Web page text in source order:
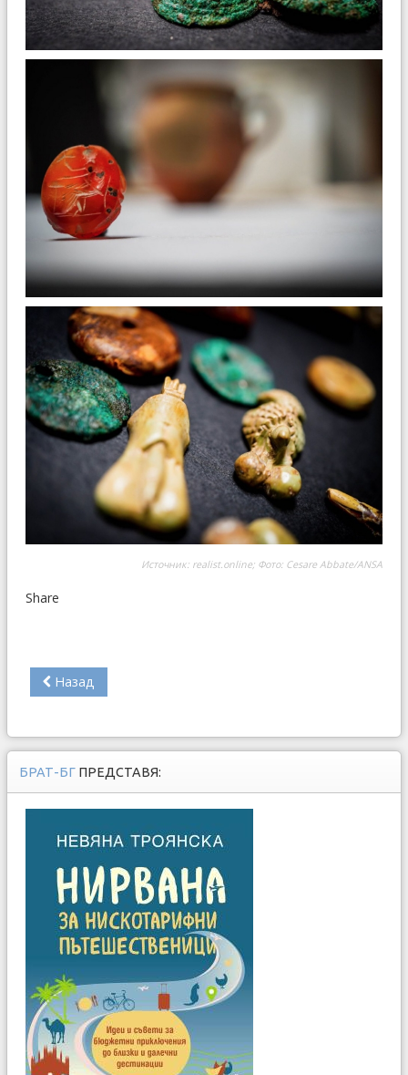
Источник: realist.online; Фото: Cesare Abbate/ANSA
Share
Назад
БРАТ-БГ ПРЕДСТАВЯ: